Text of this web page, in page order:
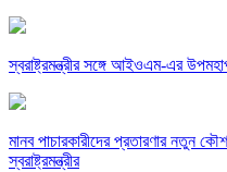
স্বরাষ্ট্রমন্ত্রীর সঙ্গে আইওএম-এর
মানব পাচারকারীদের প্রতারণার নতুন
স্বরাষ্ট্রমন্ত্রীর